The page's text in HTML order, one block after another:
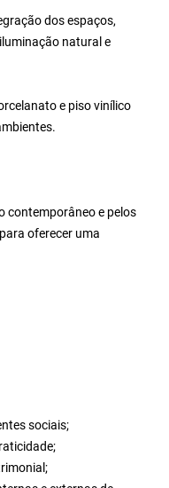
dos espaços,
natural e
e piso vinílico
contemporâneo e pelos
oferecer uma
sociais;